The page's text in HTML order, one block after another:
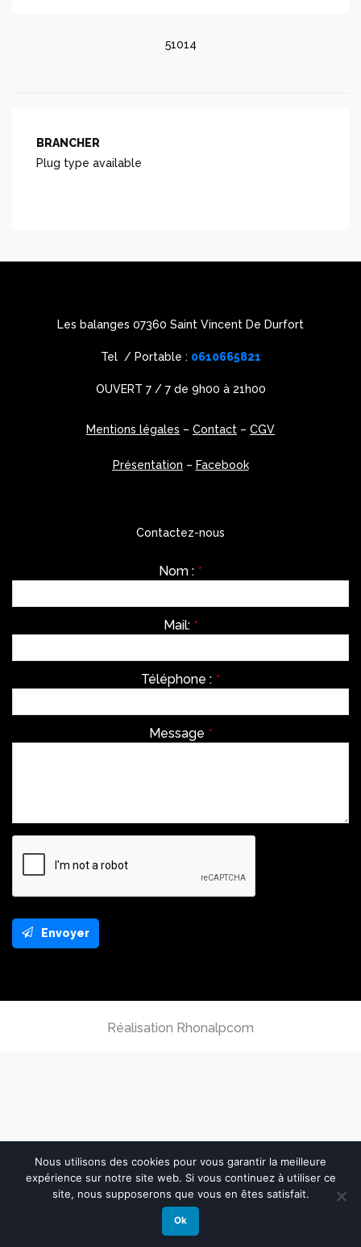
51014
BRANCHER
Plug type available
Les balanges 07360 Saint Vincent De Durfort
Tel / Portable : 0610665821
OUVERT 7 / 7 de 9h00 à 21h00
Mentions légales – Contact – CGV
Présentation – Facebook
Contactez-nous
Nom : *
Mail: *
Téléphone : *
Message *
Envoyer
be
Réalisation Rhonalpcom
Nous utilisons des cookies pour vous garantir la meilleure
expérience sur notre site web. Si vous continuez à utiliser ce
site, nous supposerons que vous en êtes satisfait.
Ok